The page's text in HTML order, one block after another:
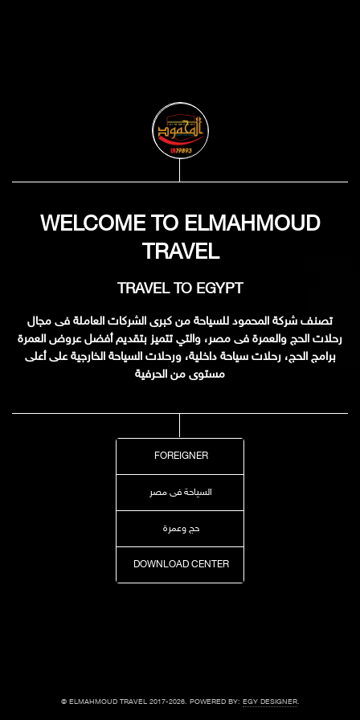
WELCOME TO ELMAHMOUD
TRAVEL
TRAVEL TO EGYPT
تصنف شركة المحمود للسياحة من كبرى الشركات العاملة فى مجال
رحلات الحج والعمرة فى مصر، والتي تتميز بتقديم أفضل عروض العمرة
برامج الحج، رحلات سياحة داخلية، ورحلات السياحة الخارجية على أعلى
مستوى من الحرفية
FOREIGNER
السياحة فى مصر
حج وعمرة
DOWNLOAD CENTER
© ELMAHMOUD TRAVEL 2017-2026. POWERED BY: EGY DESIGNER.